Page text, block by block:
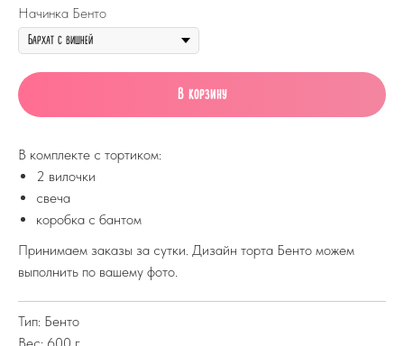
Начинка Бенто
В корзину
В комплекте с тортиком:
2 вилочки
свеча
коробка с бантом
Принимаем заказы за сутки. Дизайн торта Бенто можем
выполнить по вашему фото.
Тип: Бенто